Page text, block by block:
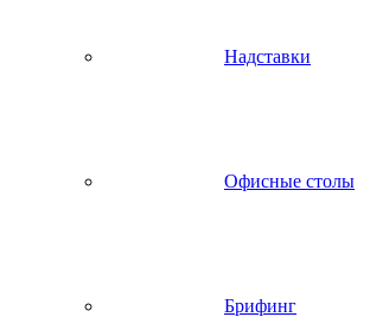
Надставки
Офисные столы
Брифинг